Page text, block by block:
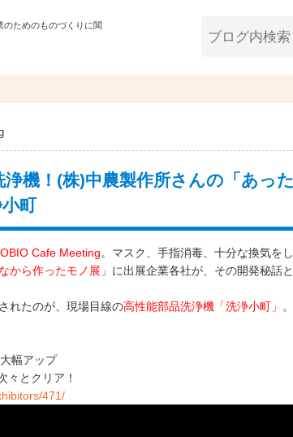
のためのものづくりに関
機！(株)中農製作所さんの「あった
町
Cafe Meeting。マスク、手指消毒、十分な換気をし
から作ったモノ展 」に出展企業各社が、その開発秘話と
れたのが、現場目線の高性能部品洗浄機「洗浄小町」 。
幅アップ
々とクリア！
471/